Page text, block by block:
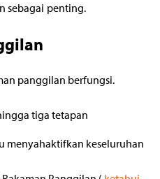
sebagai penting.
panggilan berfungsi.
tiga tetapan
menyahaktifkan keseluruhan